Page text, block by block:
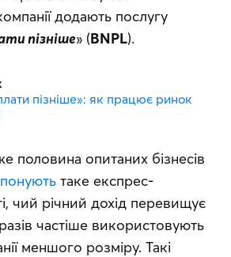
додають послугу
пізніше» (BNPL).
пізніше»: як працює ринок
половина опитаних бізнесів
таке експрес-
чий річний дохід перевищує
частіше використовують
меншого розміру. Такі